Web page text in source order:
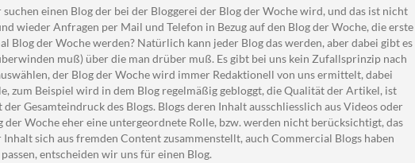
suchen einen Blog der bei der Bloggerei der Blog der Woche wird, und das ist nicht
wieder Anfragen per Mail und Telefon in Bezug auf den Blog der Woche, die erste
Blog der Woche werden? Natürlich kann jeder Blog das werden, aber dabei gibt es
muß) über die man drüber muß. Es gibt bei uns kein Zufallsprinzip nach
der Blog der Woche wird immer Redaktionell von uns ermittelt, dabei
zum Beispiel wird in dem Blog regelmäßig gebloggt, die Qualität der Artikel, ist
Gesamteindruck des Blogs. Blogs deren Inhalt ausschliesslich aus Videos oder
der Woche eher eine untergeordnete Rolle, bzw. werden nicht berücksichtigt, das
sich aus fremden Content zusammenstellt, auch Commercial Blogs haben
entscheiden wir uns für einen Blog.